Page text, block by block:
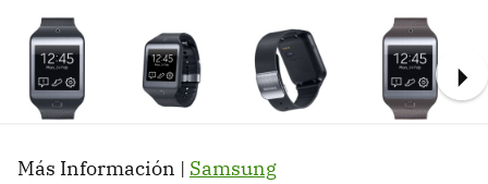
Más Información | Samsung